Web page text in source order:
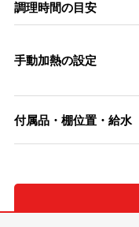
調理時間の目安
手動加熱の設定
付属品・棚位置・給水